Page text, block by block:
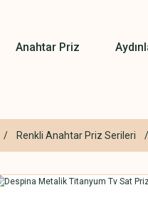
Anahtar Priz
Renkli Anahtar Priz Serileri